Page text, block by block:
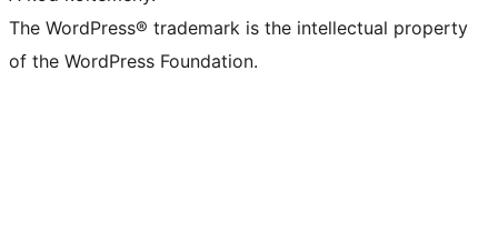
The WordPress® trademark is the intellectual property
of the WordPress Foundation.